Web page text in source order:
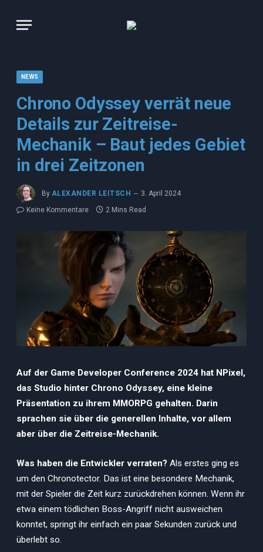
NEWS
Chrono Odyssey verrät neue
Details zur Zeitreise-
Mechanik – Baut jedes Gebiet
in drei Zeitzonen
By ALEXANDER LEITSCH
3. April 2024
Keine Kommentare
2 Mins Read
Auf der Game Developer Conference 2024 hat NPixel,
das Studio hinter Chrono Odyssey, eine kleine
Präsentation zu ihrem MMORPG gehalten. Darin
sprachen sie über die generellen Inhalte, vor allem
aber über die Zeitreise-Mechanik.
Was haben die Entwickler verraten? Als erstes ging es
um den Chronotector. Das ist eine besondere Mechanik,
mit der Spieler die Zeit kurz zurückdrehen können. Wenn ihr
etwa einem tödlichen Boss-Angriff nicht ausweichen
konntet, springt ihr einfach ein paar Sekunden zurück und
überlebt so.